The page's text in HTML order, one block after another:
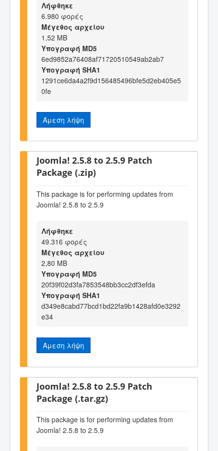
Λήφθηκε
6.980 φορές
Μέγεθος αρχείου
1,52 MB
Υπογραφή MD5
6ed9852a76408af71720510549ab2ab7
Υπογραφή SHA1
1291ce6da4a2f9d156485496bfe5d2eb405e5
0fe
Άμεση λήψη
Joomla! 2.5.8 to 2.5.9 Patch
Package (.zip)
This package is for performing updates from
Joomla! 2.5.8 to 2.5.9
Λήφθηκε
49.316 φορές
Μέγεθος αρχείου
2,80 MB
Υπογραφή MD5
20f39f02d3fa7853548bb3cc2df3efda
Υπογραφή SHA1
d349e8cabd77bcd1bd22fa9b1428afd0e3292
e34
Άμεση λήψη
Joomla! 2.5.8 to 2.5.9 Patch
Package (.tar.gz)
This package is for performing updates from
Joomla! 2.5.8 to 2.5.9